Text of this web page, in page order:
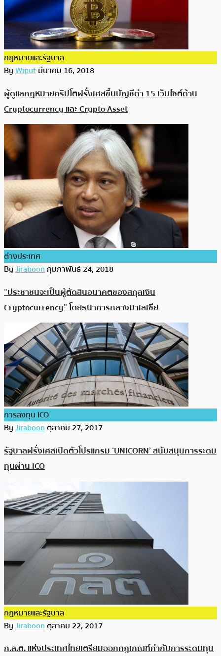
กฎหมายและรัฐบาล
ByWiputมีนาคม 16, 2018
ผู้ดูแลกฎหมายคริปโตฝรั่งเศสขึ้นบัญชีดำ 15 เว็บไซต์ด้าน
Cryptocurrency และ Crypto Asset
ต่างประเทศ
ByJiraboonกุมภาพันธ์ 24, 2018
“ประชาชนจะเป็นผู้ตัดสินอนาคตของสกุลเงิน
Cryptocurrency” โดยธนาคารกลางมาเลเซีย
การลงทุน ICO
ByJiraboonตุลาคม 27, 2017
รัฐบาลฝรั่งเศสเปิดตัวโปรแกรม ‘UNICORN’ สนับสนุนการระดม
ทุนผ่าน ICO
กฎหมายและรัฐบาล
ByJiraboonตุลาคม 22, 2017
ก.ล.ต. แห่งประเทศไทยเตรียมออกกฎเกณฑ์กำกับการระดมทุน